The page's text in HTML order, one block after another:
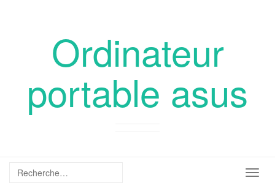
Ordinateur
portable asus